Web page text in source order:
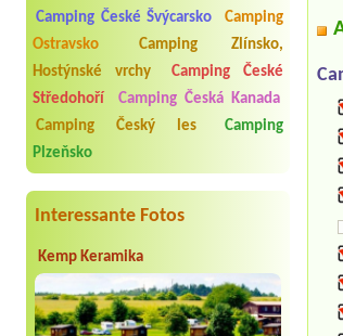
Camping České Švýcarsko
Camping
Ostravsko
Camping Zlínsko,
Hostýnské vrchy
Camping České
Středohoří
Camping Česká Kanada
Camping Český les
Camping
Plzeňsko
Interessante Fotos
Kemp Keramika